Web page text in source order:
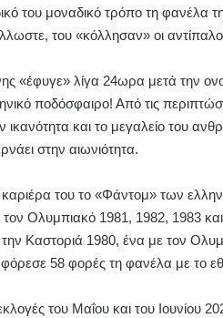
του μοναδικό τρόπο τη φανέλα
του «κόλλησαν» οι
«έφυγε» λίγα 24ωρα μετά την
ποδόσφαιρο! Από τις
ικανότητα και το μεγαλείο του
στην αιωνιότητα.
καριέρα του το «Φάντομ» των
Ολυμπιακό 1981, 1982, 1983
Καστοριά 1980, ένα με τον
58 φορές τη φανέλα με το
εκλογές του Μαΐου και του Ιουνίου